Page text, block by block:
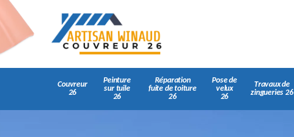
Couvreur
26
Peinture
sur tuile
26
Réparation
fuite de toiture
26
Pose de
velux
26
Travaux de
zingueries 26